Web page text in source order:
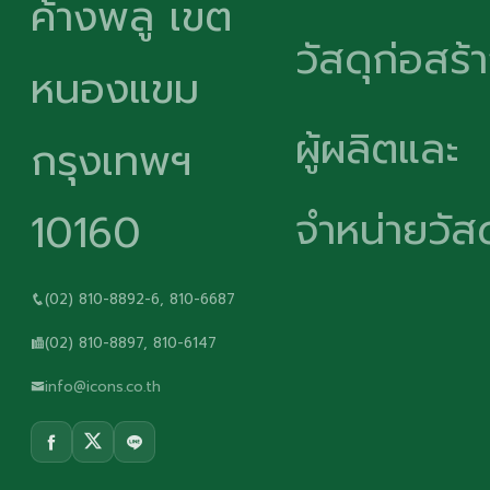
ค้างพลู เขต
หนองแขม
กรุงเทพฯ
10160
(02) 810-8892-6, 810-6687
(02) 810-8897, 810-6147
info@icons.co.th
วัสดุก่อสร้
ผู้ผลิตและ
จำหน่ายวั